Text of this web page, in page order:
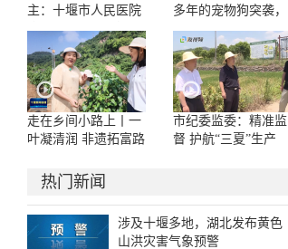
主：十堰市人民医院
康复医学科脑机接口
示范病房正式启用
多年的宠物狗突袭，
面部被咬伤10多处，
嘴唇被撕裂
走在乡间小路上丨一
叶凝清润 非遗拓富路
市纪委监委：精准监
督 护航“三夏”生产
热门新闻
涉及十堰多地，湖北发布黄色
山洪灾害气象预警